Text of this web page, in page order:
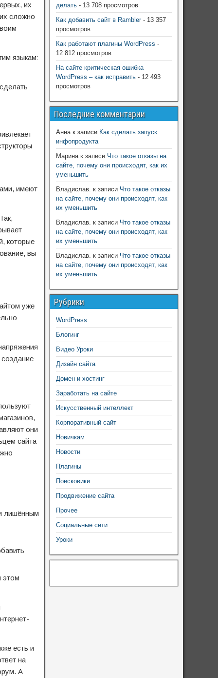
их
сложно
языкам:
имеют
которые
вы
уже
они
сайта
лишённым
этом
есть и
на
А
делать - 13 708 просмотров
Как добавить сайт в Rambler- 13 357
просмотров
Как работают плагины WordPress -
12 812 просмотров
На сайте критическая ошибка
WordPress – как исправить - 12 493
просмотров
Последние комментарии
Аннак записи Как сделать запуск
инфопродукта
Маринак записи Что такое отказы на
сайте, почему они происходят, как их
уменьшить
Владислав. к записи Что такое отказы
на сайте, почему они происходят, как
их уменьшить
Владислав. к записи Что такое отказы
на сайте, почему они происходят, как
их уменьшить
Владислав. к записи Что такое отказы
на сайте, почему они происходят, как
их уменьшить
Рубрики
WordPress
Блогинг
Видео Уроки
Дизайн сайта
Домен и хостинг
Заработать на сайте
Искусственный интеллект
Корпоративный сайт
Новичкам
Новости
Плагины
Поисковики
Продвижение сайта
Прочее
Социальные сети
Уроки